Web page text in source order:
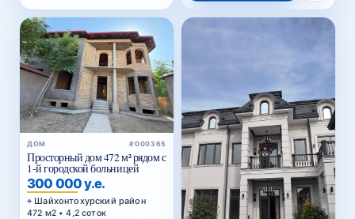
ДОМ #000365
Просторный дом 472 м² рядом с
1-й городской больницей
300 000 у.е.
Шайхонтохурский район
472 м2 • 4,2 соток